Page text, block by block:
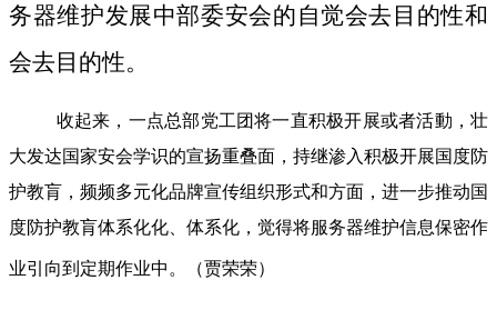
务器维护发展中部委安会的自觉会去目的性和
会去目的性。
收起来，一点总部党工团将一直积极开展或者活動，壮
大发达国家安会学识的宣扬重叠面，持继渗入积极开展国度防
护教肓，频频多元化品牌宣传组织形式和方面，进一步推动国
度防护教肓体系化化、体系化，觉得将服务器维护信息保密作
业引向到定期作业中。（贾荣荣）